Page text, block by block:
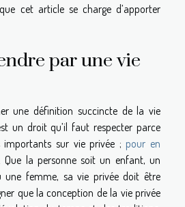
cet article se charge d’apporter
par une vie
une définition succincte de la vie
un droit qu’il faut respecter parce
importants sur vie privée ; pour en
. Que la personne soit un enfant, un
femme, sa vie privée doit être
que la conception de la vie privée